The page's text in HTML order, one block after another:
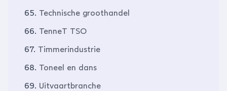
65. Technische groothandel
66. TenneT TSO
67. Timmerindustrie
68. Toneel en dans
69. Uitvaartbranche